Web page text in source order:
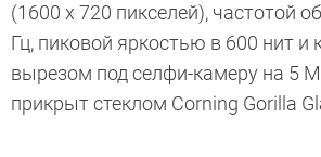
(1600 x 720 пикселей), частотой
Гц, пиковой яркостью в 600 нит
вырезом под селфи-камеру на 5
прикрыт стеклом Corning Gorilla